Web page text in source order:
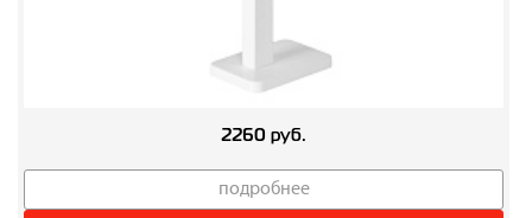
2260 руб.
подробнее